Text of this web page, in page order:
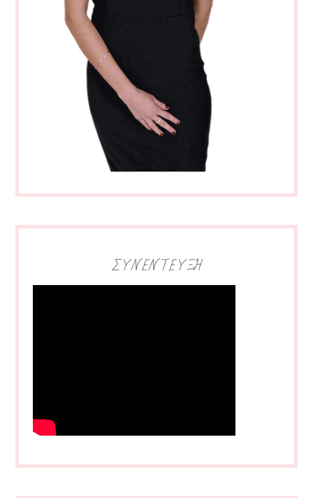
ΣΥΝΕΝΤΕΥΞΗ